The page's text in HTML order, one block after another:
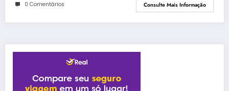
0 Comentários Consulte Mais Informação